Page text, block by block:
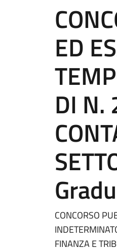
ED
DI N.
CONCORSO
FINANZA E